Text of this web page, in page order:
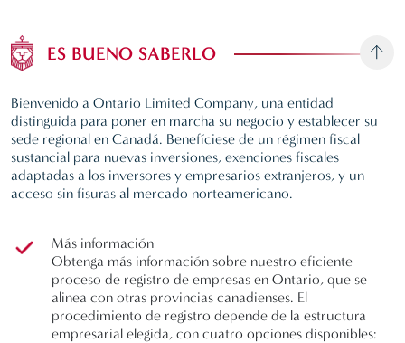
ES BUENO SABERLO
Bienvenido a Ontario Limited Company, una entidad
distinguida para poner en marcha su negocio y establecer su
sede regional en Canadá. Benefíciese de un régimen fiscal
sustancial para nuevas inversiones, exenciones fiscales
adaptadas a los inversores y empresarios extranjeros, y un
acceso sin fisuras al mercado norteamericano.
Más información
Obtenga más información sobre nuestro eficiente
proceso de registro de empresas en Ontario, que se
alinea con otras provincias canadienses. El
procedimiento de registro depende de la estructura
empresarial elegida, con cuatro opciones disponibles: